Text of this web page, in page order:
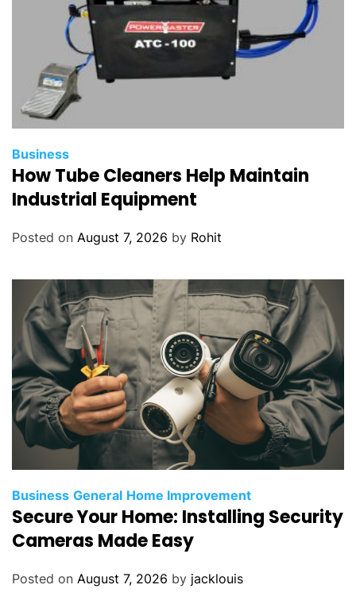
Business
How Tube Cleaners Help Maintain
Industrial Equipment
Posted on August 7, 2026 by Rohit
Business General Home Improvement
Secure Your Home: Installing Security
Cameras Made Easy
Posted on August 7, 2026 by jacklouis